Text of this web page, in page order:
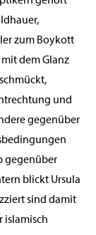
zum Boykott
dem Glanz
und
gegenüber
gegenüber
blickt Ursula
sind damit
islamisch